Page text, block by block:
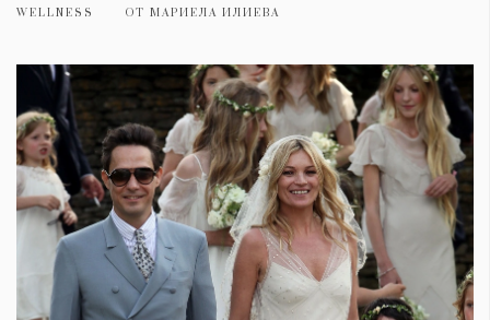
WELLNESS ОТ МАРИЕЛА ИЛИЕВА
КАТЕГОРИИ
Wine&Dine
Подкасти
Мода
Dialogue
Изкуство
Красота
Цветно
Гурме
Пътувай
Wellness
ЗА НАС
Условия за
ползване
За нас
Реклама
Политика за
поверителност
ModerenDom